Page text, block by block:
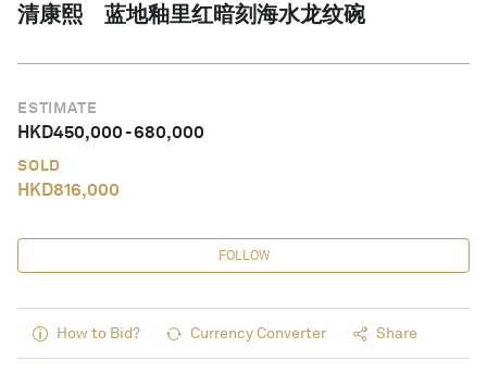
清康熙 蓝地釉里红暗刻海水龙纹碗
ESTIMATE
HKD450,000-680,000
SOLD
HKD816,000
FOLLOW
How to Bid? Currency Converter Share